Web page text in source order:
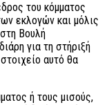
του κόμματος
εκλογών και μόλις
Βουλή
για τη στήριξή
αυτό θα
ή τους μισούς,